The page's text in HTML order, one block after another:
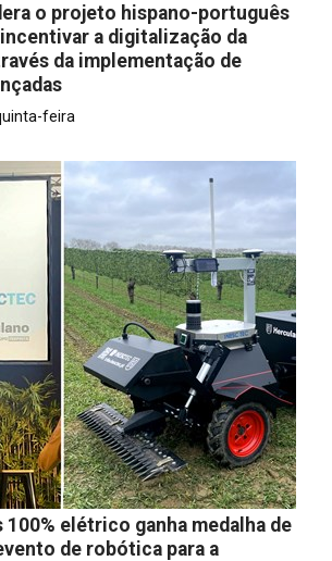
o projeto hispano-português
incentivar a digitalização da
da implementação de
feira
100% elétrico ganha medalha de
de robótica para a